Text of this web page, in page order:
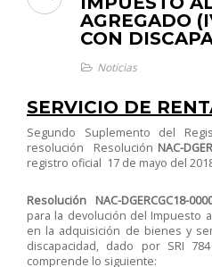
AGREGADO
CON
Noticias
SERVICIO DE
Segundo Suplemento del
resolución Resolución NAC-
registro oficial 17 de mayo del
Resolución NAC-DGERCGC18-
para la devolución del Impuesto
en la adquisición de bienes y
discapacidad, dado por SRI
comprende lo siguiente: